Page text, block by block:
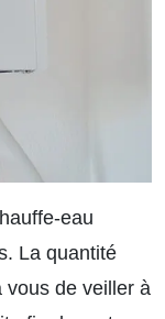
eau
La quantité
vous de veiller à